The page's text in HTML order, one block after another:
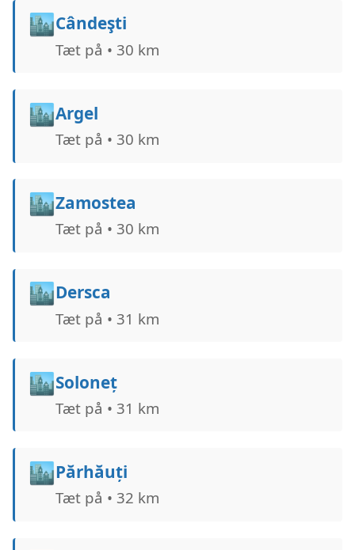
🏙️Cândeşti
Tæt på • 30 km
🏙️Argel
Tæt på • 30 km
🏙️Zamostea
Tæt på • 30 km
🏙️Dersca
Tæt på • 31 km
🏙️Soloneț
Tæt på • 31 km
🏙️Părhăuți
Tæt på • 32 km